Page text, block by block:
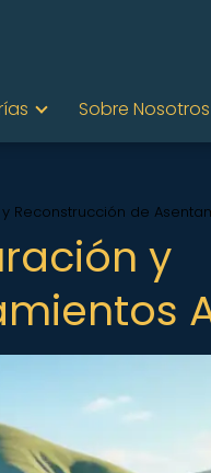
Sobre Nosotros
Reconstrucción de
y